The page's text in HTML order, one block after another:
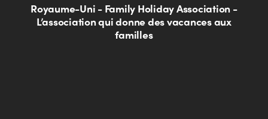
Royaume-Uni - Family Holiday Association -
L’association qui donne des vacances aux
familles